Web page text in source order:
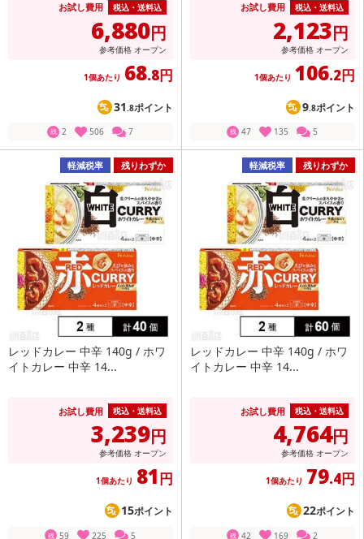
お試し費用 税込・送料込
6,880円
参考価格 オープン
1個あたり 68.8円
31.8ポイント
残 2 506 7
お試し費用 税込・送料込
2,123円
参考価格 オープン
1個あたり 106.2円
9.8ポイント
残 47 135 5
軽減税率 残りわずか
レッドカレー 中辛 140g / ホワ
イトカレー 中辛 14...
お試し費用 税込・送料込
3,239円
参考価格 オープン
1個あたり 81円
15ポイント
残 59 225 5
軽減税率 残りわずか
レッドカレー 中辛 140g / ホワ
イトカレー 中辛 14...
お試し費用 税込・送料込
4,764円
参考価格 オープン
1個あたり 79.4円
22ポイント
残 42 169 2